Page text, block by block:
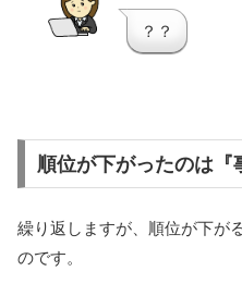
？？
順位が下がったのは『
繰り返しますが、順位が下が
のです。